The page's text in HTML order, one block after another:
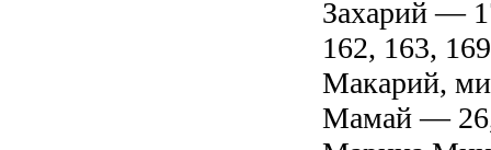
Захарий —
162, 163,
Макарий,
Мамай —